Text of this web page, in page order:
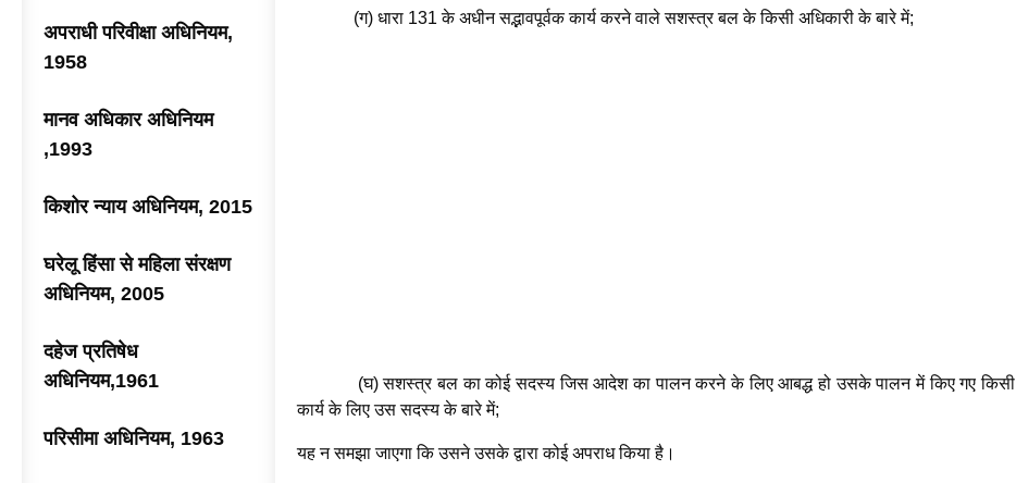
अपराधी परिवीक्षा अधिनियम,
1958
मानव अधिकार अधिनियम
,1993
किशोर न्याय अधिनियम, 2015
घरेलू हिंसा से महिला संरक्षण
अधिनियम, 2005
दहेज प्रतिषेध
अधिनियम,1961
परिसीमा अधिनियम, 1963
(ग) धारा 131 के अधीन सद्भावपूर्वक कार्य करने वाले सशस्त्र बल के किसी अधिकारी के बारे में;
(घ) सशस्त्र बल का कोई सदस्य जिस आदेश का पालन करने के लिए आबद्ध हो उसके पालन में किए गए किसी
कार्य के लिए उस सदस्य के बारे में;
यह न समझा जाएगा कि उसने उसके द्वारा कोई अपराध किया है।